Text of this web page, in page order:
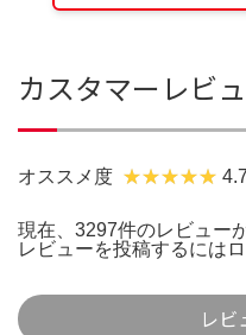
カスタマーレビ
オススメ度
現在、3297件のレビュー
レビューを投稿するには
レビ